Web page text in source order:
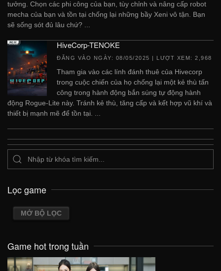
tưởng. Chọn các phi công của bạn, tùy chỉnh và nâng cấp robot
mecha của bạn và tồn tại chống lại những bầy Xeni vô tận. Bạn
sẽ sống sót đủ lâu chứ? ...
HiveCorp-TENOKE
ĐĂNG VÀO NGÀY: 08/05/2025 | LƯỢT XEM: 2,968
Tham gia vào các lính đánh thuê của Hivecorp
trong cuộc chiến của họ chống lại một kẻ thù tấn
công trong hành động bắn súng tự động hành
động Rogue-Lite này. Tránh kẻ thù, tăng cấp và kết hợp vũ khí và
thiết bị mạnh mẽ để tồn tại. ...
Lọc game
MỞ BỘ LỌC
Game hot trong tuần